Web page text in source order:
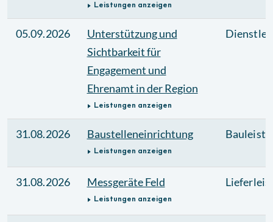
Leistungen anzeigen
05.09.2026
Unterstützung und
Sichtbarkeit für
Engagement und
Ehrenamt in der Region
Leistungen anzeigen
31.08.2026 Baustelleneinrichtung
Leistungen anzeigen
31.08.2026 Messgeräte Feld
Leistungen anzeigen